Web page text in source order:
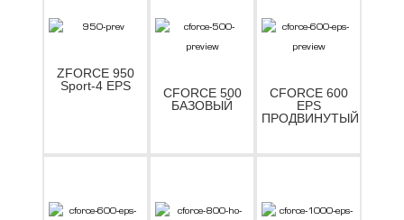
ZFORCE 950
Sport-4 EPS
CFORCE 500
БАЗОВЫЙ
CFORCE 600
EPS
ПРОДВИНУТЫЙ